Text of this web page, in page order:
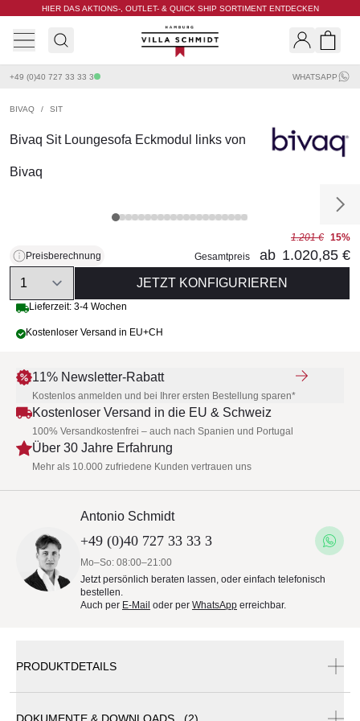
HIER DAS AKTIONS-, OUTLET- & QUICK SHIP SORTIMENT ENTDECKEN
Villa Schmidt
+49 (0)40 727 33 33 3 WHATSAPP
BIVAQ / SIT
Bivaq Sit Loungesofa Eckmodul links von
Bivaq
Preisberechnung
1.201 € 15%
Gesamtpreis
ab 1.020,85 €
Quantity
JETZT KONFIGURIEREN
Lieferzeit: 3-4 Wochen
Kostenloser Versand in EU+CH
11% Newsletter-Rabatt
Kostenlos anmelden und bei Ihrer ersten Bestellung sparen*
Kostenloser Versand in die EU & Schweiz
100% Versandkostenfrei – auch nach Spanien und Portugal
Über 30 Jahre Erfahrung
Mehr als 10.000 zufriedene Kunden vertrauen uns
Antonio Schmidt
+49 (0)40 727 33 33 3
Mo–So: 08:00–21:00
Jetzt persönlich beraten lassen, oder einfach telefonisch
bestellen.
Auch per E-Mail oder per WhatsApp erreichbar.
PRODUKTDETAILS
DOKUMENTE & DOWNLOADS (2)